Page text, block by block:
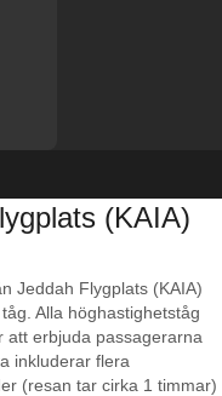
(KAIA)
Jeddah Flygplats (KAIA)
Alla höghastighetståg
att erbjuda passagerarna
inkluderar flera
(resan tar cirka 1 timmar)